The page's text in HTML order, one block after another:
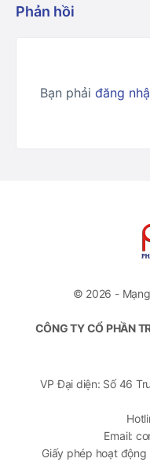
Phản hồi
Bạn phải đăng
© 2026 -
CÔNG TY CỔ PHẦN
VP Đại diện: Số 46
Email:
Giấy phép hoạt